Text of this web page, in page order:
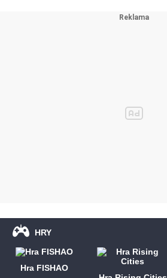
HRY
Hra FISHAO